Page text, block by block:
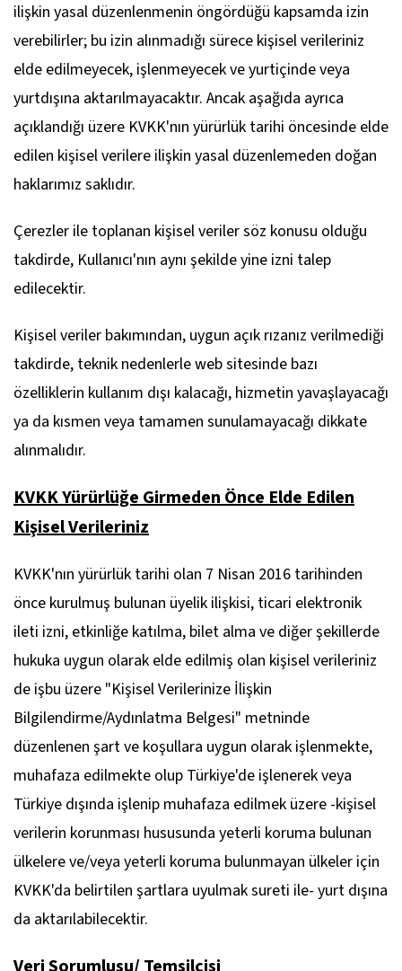
ilişkin yasal düzenlenmenin öngördüğü kapsamda izin
verebilirler; bu izin alınmadığı sürece kişisel verileriniz
elde edilmeyecek, işlenmeyecek ve yurtiçinde veya
yurtdışına aktarılmayacaktır. Ancak aşağıda ayrıca
açıklandığı üzere KVKK'nın yürürlük tarihi öncesinde elde
edilen kişisel verilere ilişkin yasal düzenlemeden doğan
haklarımız saklıdır.
Çerezler ile toplanan kişisel veriler söz konusu olduğu
takdirde, Kullanıcı'nın aynı şekilde yine izni talep
edilecektir.
Kişisel veriler bakımından, uygun açık rızanız verilmediği
takdirde, teknik nedenlerle web sitesinde bazı
özelliklerin kullanım dışı kalacağı, hizmetin yavaşlayacağı
ya da kısmen veya tamamen sunulamayacağı dikkate
alınmalıdır.
KVKK Yürürlüğe Girmeden Önce Elde Edilen
Kişisel Verileriniz
KVKK'nın yürürlük tarihi olan 7 Nisan 2016 tarihinden
önce kurulmuş bulunan üyelik ilişkisi, ticari elektronik
ileti izni, etkinliğe katılma, bilet alma ve diğer şekillerde
hukuka uygun olarak elde edilmiş olan kişisel verileriniz
de işbu üzere "Kişisel Verilerinize İlişkin
Bilgilendirme/Aydınlatma Belgesi" metninde
düzenlenen şart ve koşullara uygun olarak işlenmekte,
muhafaza edilmekte olup Türkiye'de işlenerek veya
Türkiye dışında işlenip muhafaza edilmek üzere -kişisel
verilerin korunması hususunda yeterli koruma bulunan
ülkelere ve/veya yeterli koruma bulunmayan ülkeler için
KVKK'da belirtilen şartlara uyulmak sureti ile- yurt dışına
da aktarılabilecektir.